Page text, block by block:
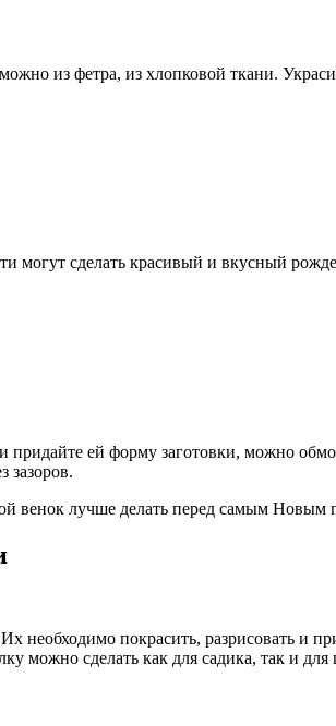
из фетра, из хлопковой ткани.
сделать красивый и вкусный
придайте ей форму заготовки, можно
зазоров.
венок лучше делать перед самым Новым
необходимо покрасить, разрисовать и
можно сделать как для садика, так и